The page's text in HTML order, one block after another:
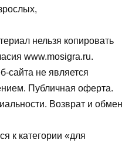
нельзя копировать
www.mosigra.ru.
сайта не является
Публичная оферта.
Возврат и обмен
к категории «для